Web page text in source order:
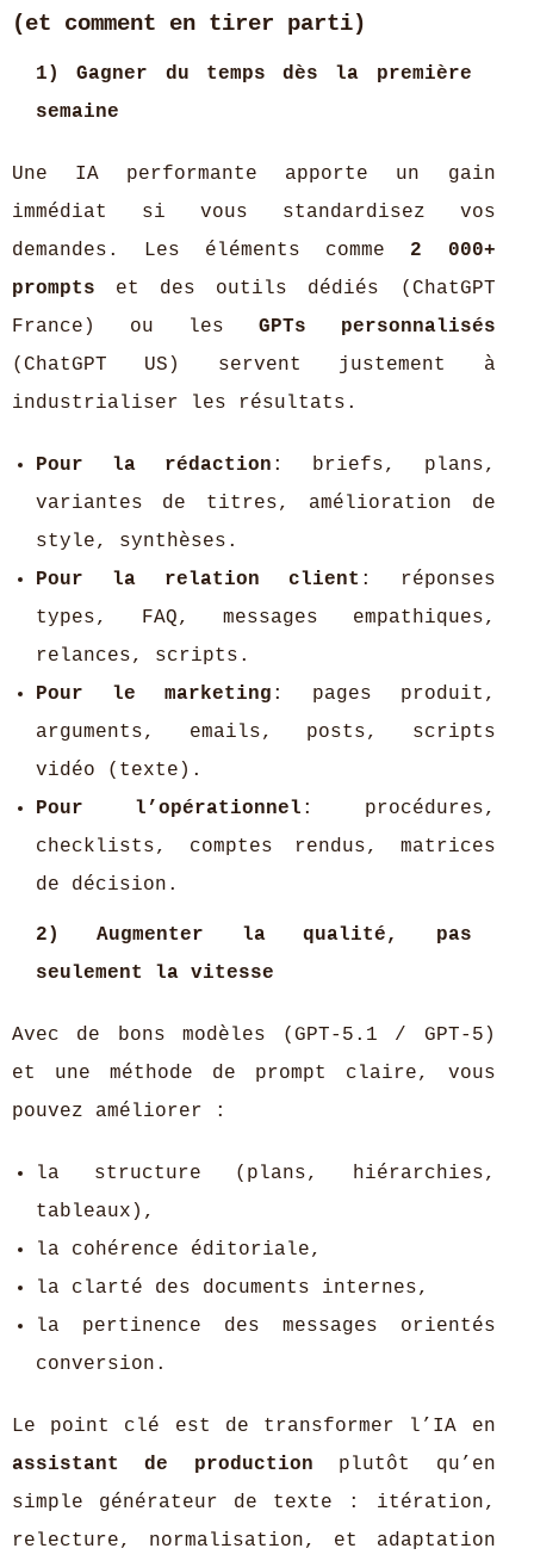
(et comment en tirer parti)
1) Gagner du temps dès la première
semaine
Une IA performante apporte un gain
immédiat si vous standardisez vos
demandes. Les éléments comme 2 000+
prompts et des outils dédiés (ChatGPT
France) ou les GPTs personnalisés
(ChatGPT US) servent justement à
industrialiser les résultats.
Pour la rédaction : briefs, plans,
variantes de titres, amélioration de
style, synthèses.
Pour la relation client : réponses
types, FAQ, messages empathiques,
relances, scripts.
Pour le marketing : pages produit,
arguments, emails, posts, scripts
vidéo (texte).
Pour l’opérationnel : procédures,
checklists, comptes rendus, matrices
de décision.
2) Augmenter la qualité, pas
seulement la vitesse
Avec de bons modèles (GPT-5.1 / GPT-5)
et une méthode de prompt claire, vous
pouvez améliorer :
la structure (plans, hiérarchies,
tableaux),
la cohérence éditoriale,
la clarté des documents internes,
la pertinence des messages orientés
conversion.
Le point clé est de transformer l’IA en
assistant de production plutôt qu’en
simple générateur de texte : itération,
relecture, normalisation, et adaptation